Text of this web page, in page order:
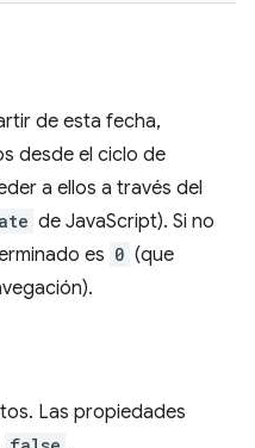
de esta fecha,
desde el ciclo de
a ellos a través del
de JavaScript). Si no
es 0 (que
Las propiedades